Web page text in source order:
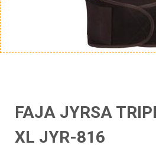
FAJA JYRSA
XL JYR-816